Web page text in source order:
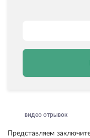
видео отрывок
Представляем